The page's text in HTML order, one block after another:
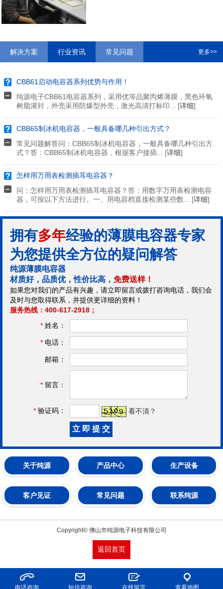
解决方案 行业资讯 常见问题 更多>>
CBB61启动电容器系列优势与作用！
纯源电子CBB61电容器系列，采用优等品聚丙烯薄膜，黑色环氧
树脂灌封，外壳采用防爆型外壳，激光高清打标印... [详细]
CBB65制冰机电容器，一般具备哪几种引出方式？
常见问题解答问：CBB65制冰机电容器，一般具备哪几种引出方
式？答：CBB65制冰机电容器，根据客户接插... [详细]
怎样用万用表检测插耳电容器？
问：怎样用万用表检测插耳电容器？答：用数字万用表检测电容
器，可按以下方法进行。一、用电容档直接检测某些数... [详细]
拥有多年经验的薄膜电容器专家
为您提供全方位的疑问解答
纯源薄膜电容器
材质好，品质优，性价比高， 免费送样！
如果您对我们的产品有兴趣，请立即留言或拨打咨询电话，我们会
及时与您取得联系，并提供更详细的资料！
服务热线：400-617-2918；
* 姓名：
* 电话：
邮箱：
* 留言：
* 验证码： 看不清？
关于纯源 产品中心 生产设备
客户见证 常见问题 联系纯源
Copyright© 佛山市纯源电子科技有限公司
返回首页
电话咨询 短信咨询 在线留言 查看地图